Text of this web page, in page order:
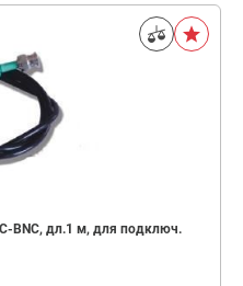
BNC, дл.1 м, для подключ.